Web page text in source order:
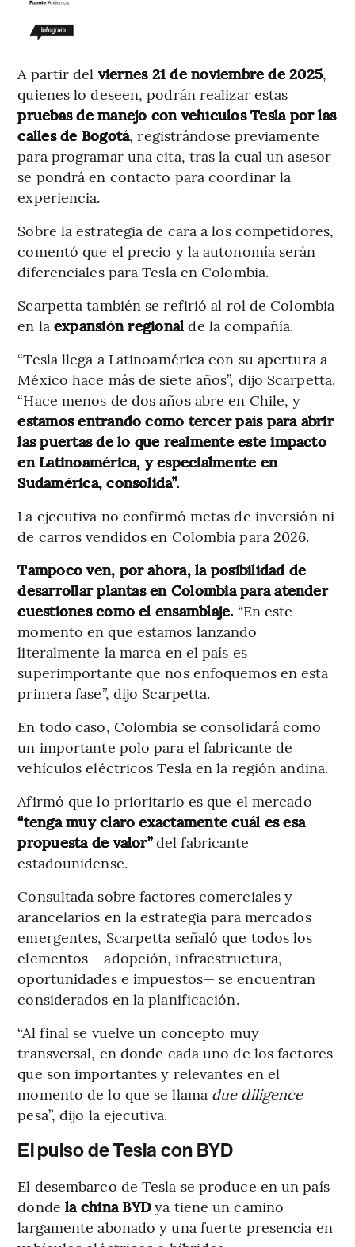
A partir del viernes 21 de noviembre de 2025,
quienes lo deseen, podrán realizar estas
pruebas de manejo con vehículos Tesla por las
calles de Bogotá, registrándose previamente
para programar una cita, tras la cual un asesor
se pondrá en contacto para coordinar la
experiencia.
Sobre la estrategia de cara a los competidores,
comentó que el precio y la autonomía serán
diferenciales para Tesla en Colombia.
Scarpetta también se refirió al rol de Colombia
en la expansión regional de la compañía.
“Tesla llega a Latinoamérica con su apertura a
México hace más de siete años”, dijo Scarpetta.
“Hace menos de dos años abre en Chile, y
estamos entrando como tercer país para abrir
las puertas de lo que realmente este impacto
en Latinoamérica, y especialmente en
Sudamérica, consolida”.
La ejecutiva no confirmó metas de inversión ni
de carros vendidos en Colombia para 2026.
Tampoco ven, por ahora, la posibilidad de
desarrollar plantas en Colombia para atender
cuestiones como el ensamblaje. “En este
momento en que estamos lanzando
literalmente la marca en el país es
superimportante que nos enfoquemos en esta
primera fase”, dijo Scarpetta.
En todo caso, Colombia se consolidará como
un importante polo para el fabricante de
vehículos eléctricos Tesla en la región andina.
Afirmó que lo prioritario es que el mercado
“tenga muy claro exactamente cuál es esa
propuesta de valor”del fabricante
estadounidense.
Consultada sobre factores comerciales y
arancelarios en la estrategia para mercados
emergentes, Scarpetta señaló que todos los
elementos —adopción, infraestructura,
oportunidades e impuestos— se encuentran
considerados en la planificación.
“Al final se vuelve un concepto muy
transversal, en donde cada uno de los factores
que son importantes y relevantes en el
momento de lo que se llama due diligence
pesa”, dijo la ejecutiva.
El pulso de Tesla con BYD
El desembarco de Tesla se produce en un país
donde la china BYDya tiene un camino
largamente abonado y una fuerte presencia en